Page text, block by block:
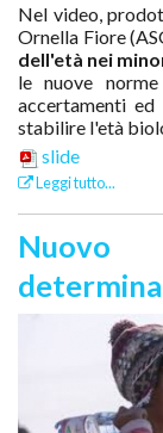
Nel video,
Ornella Fiore
dell'età nei
le nuove
accertamenti
stabilire l'età
slide
Leggi tutto...